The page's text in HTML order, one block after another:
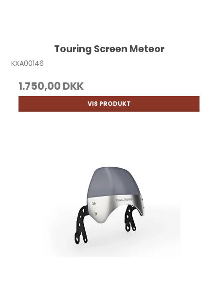
Touring Screen Meteor
KXA00146
1.750,00 DKK
VIS PRODUKT